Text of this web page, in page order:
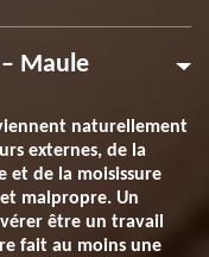
Maule
naturellement
externes, de la
et de la moisissure
malpropre. Un
être un travail
fait au moins une